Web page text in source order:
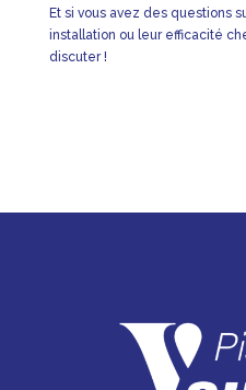
Et si vous avez des questions
installation ou leur efficacité
discuter !